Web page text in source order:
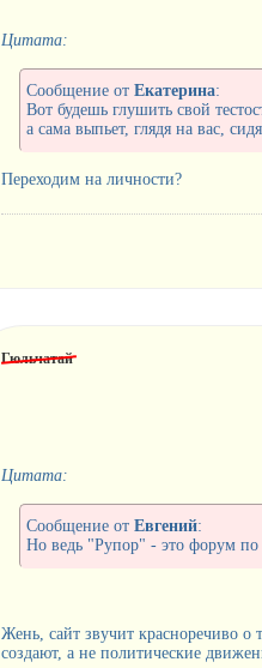
Цитата:
Сообщение от Екатерина:
Вот будешь глушить свой
а сама выпьет, глядя на вас,
Переходим на личности?
Гюльчатай
Цитата:
Сообщение от Евгений:
Но ведь "Рупор" - это форум по
Жень, сайт звучит красноречиво о
создают, а не политические